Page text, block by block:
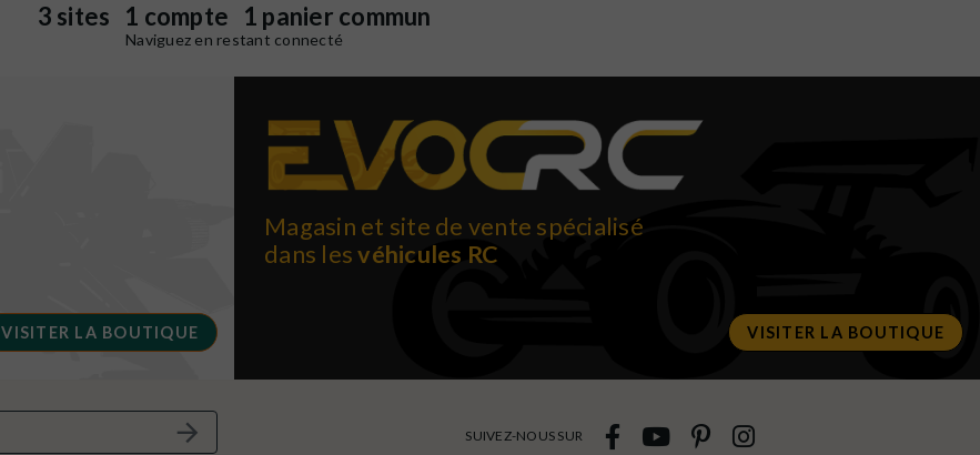
3 sites 1 compte 1 panier commun
Naviguez en restant connecté
VISITER LA BOUTIQUE
Magasin et site de vente spécialisé
dans lesvéhicules RC
VISITER LA BOUTIQUE
SUIVEZ-NOUS SUR